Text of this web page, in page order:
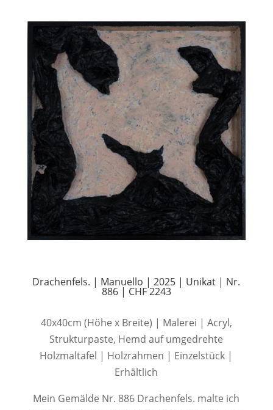
Drachenfels. | Manuello | 2025 | Unikat | Nr.
886 | CHF 2243
40x40cm (Höhe x Breite) | Malerei | Acryl,
Strukturpaste, Hemd auf umgedrehte
Holzmaltafel | Holzrahmen | Einzelstück |
Erhältlich
Mein Gemälde Nr. 886 Drachenfels. malte ich